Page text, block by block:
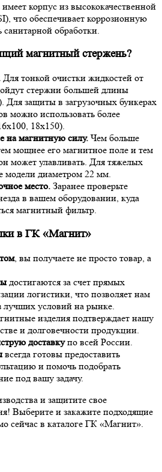
корпус из высококачественной
что обеспечивает коррозионную
обработки.
магнитный стержень?
Для тонкой очистки жидкостей от
стержни большей длины
Для защиты в загрузочных бункерах
можно использовать более
18х150).
на магнитную силу. Чем больше
мощнее его магнитное поле и тем
может улавливать. Для тяжелых
модели диаметром 22 мм.
место. Заранее проверьте
в вашем оборудовании, куда
магнитный фильтр.
в ГК «Магнит»
, вы получаете не просто товар, а
достигаются за счет прямых
логистики, что позволяет нам
лучших условий на рынке.
изделия подтверждает нашу
и долговечности продукции.
доставкупо всей России.
всегда готовы предоставить
и помочь подобрать
под вашу задачу.
и защитите свое
Выберите и закажите подходящие
сейчас в каталоге ГК «Магнит».